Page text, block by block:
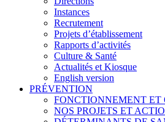
Instances
Recrutement
Projets d’établissement
Rapports d’activités
Culture & Santé
Actualités et Kiosque
English version
PRÉVENTION
FONCTIONNEMENT ET
NOS PROJETS ET